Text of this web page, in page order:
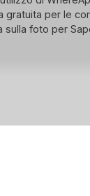
gratuita per le
sulla foto per